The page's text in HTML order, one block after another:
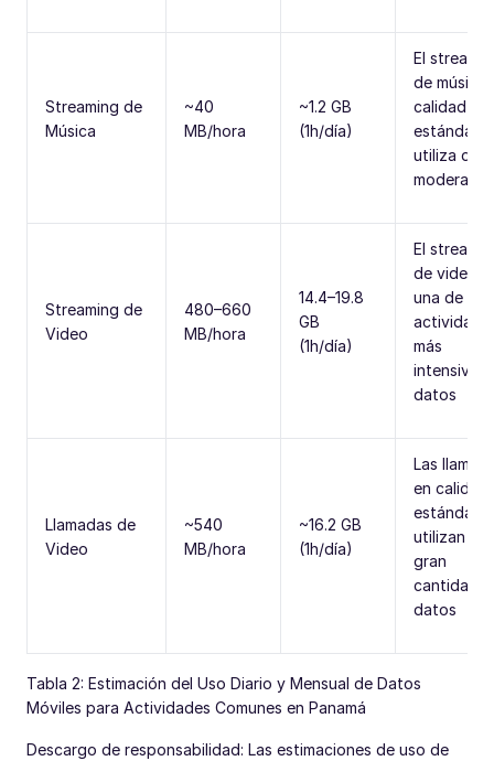
Streaming de
Música
~40
MB/hora
~1.2 GB
(1h/día)
El
de música
calidad
estándar
utiliza
Streaming de
Video
480–660
MB/hora
14.4–19.8
GB
(1h/día)
El
de video
una de las
más
intensivas
datos
Llamadas de
Video
~540
MB/hora
~16.2 GB
(1h/día)
Las
en calidad
estándar
utilizan
gran
cantidad
datos
Tabla 2: Estimación del Uso Diario y Mensual de Datos
Móviles para Actividades Comunes en Panamá
Descargo de responsabilidad: Las estimaciones de uso de